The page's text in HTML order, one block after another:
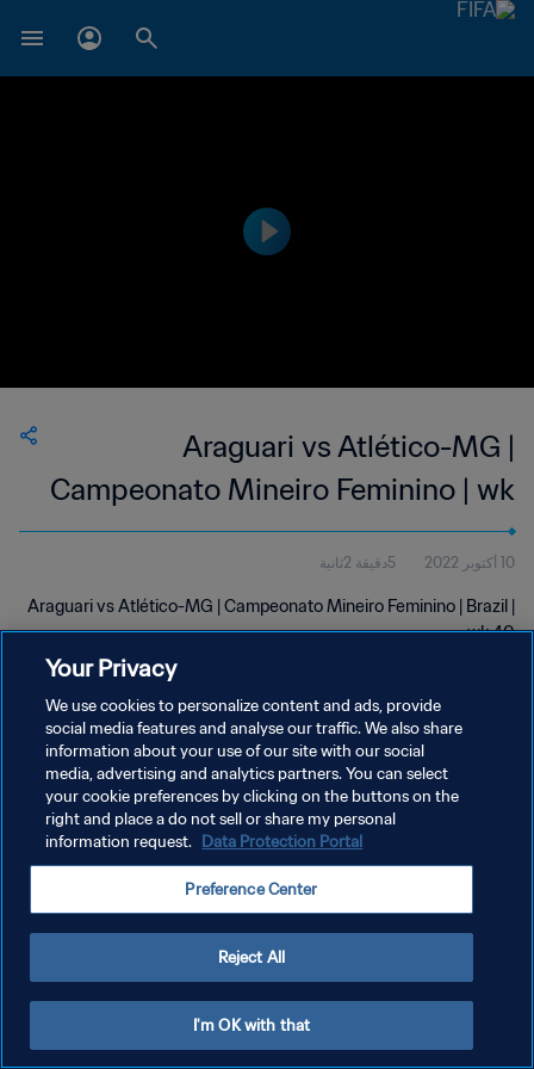
Araguari vs Atlético-MG |
Campeonato Mineiro Feminino | wk
40
10 أكتوبر 2022 5دقيقة 2ثانية
Araguari vs Atlético-MG | Campeonato Mineiro Feminino | Brazil |
wk 40
سياسة الخصوصية
إدارة تفضيلات ملفات تعريف الارتباط
Your Privacy
We use cookies to personalize content and ads, provide
social media features and analyse our traffic. We also share
information about your use of our site with our social
media, advertising and analytics partners. You can select
your cookie preferences by clicking on the buttons on the
right and place a do not sell or share my personal
information request. Data Protection Portal
Preference Center
Reject All
I'm OK with that